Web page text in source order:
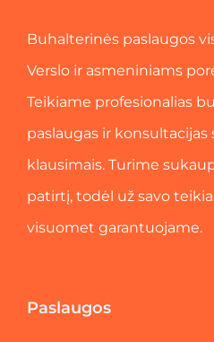
Buhalterinės paslaugos
Verslo ir asmeniniams
Teikiame profesionalias
paslaugas ir konsultacijas
klausimais. Turime
patirtį, todėl už savo
visuomet garantuojame.
Paslaugos